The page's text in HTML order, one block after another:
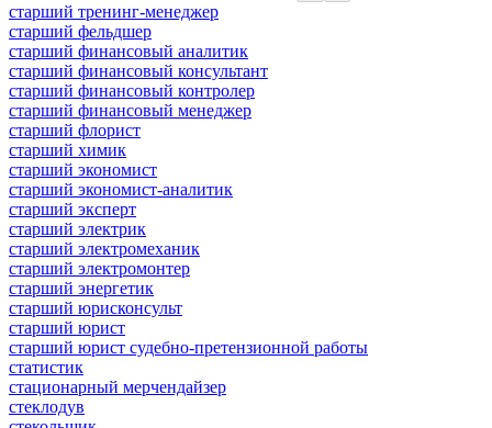
старший тренинг-менеджер
старший фельдшер
старший финансовый аналитик
старший финансовый консультант
старший финансовый контролер
старший финансовый менеджер
старший флорист
старший химик
старший экономист
старший экономист-аналитик
старший эксперт
старший электрик
старший электромеханик
старший электромонтер
старший энергетик
старший юрисконсульт
старший юрист
старший юрист судебно-претензионной работы
статистик
стационарный мерчендайзер
стеклодув